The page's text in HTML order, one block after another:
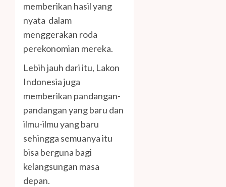
memberikan hasil yang
nyata dalam
menggerakan roda
perekonomian mereka.
Lebih jauh dari itu, Lakon
Indonesia juga
memberikan pandangan-
pandangan yang baru dan
ilmu-ilmu yang baru
sehingga semuanya itu
bisa berguna bagi
kelangsungan masa
depan.